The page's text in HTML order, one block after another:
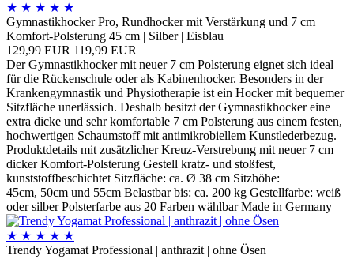
★ ★ ★ ★ ★
Gymnastikhocker Pro, Rundhocker mit Verstärkung und 7 cm
Komfort-Polsterung 45 cm | Silber | Eisblau
129,99 EUR 119,99 EUR
Der Gymnastikhocker mit neuer 7 cm Polsterung eignet sich ideal
für die Rückenschule oder als Kabinenhocker. Besonders in der
Krankengymnastik und Physiotherapie ist ein Hocker mit bequemer
Sitzfläche unerlässich. Deshalb besitzt der Gymnastikhocker eine
extra dicke und sehr komfortable 7 cm Polsterung aus einem festen,
hochwertigen Schaumstoff mit antimikrobiellem Kunstlederbezug.
Produktdetails mit zusätzlicher Kreuz-Verstrebung mit neuer 7 cm
dicker Komfort-Polsterung Gestell kratz- und stoßfest,
kunststoffbeschichtet Sitzfläche: ca. Ø 38 cm Sitzhöhe:
45cm, 50cm und 55cm Belastbar bis: ca. 200 kg Gestellfarbe: weiß
oder silber Polsterfarbe aus 20 Farben wählbar Made in Germany
★ ★ ★ ★ ★
Trendy Yogamat Professional | anthrazit | ohne Ösen